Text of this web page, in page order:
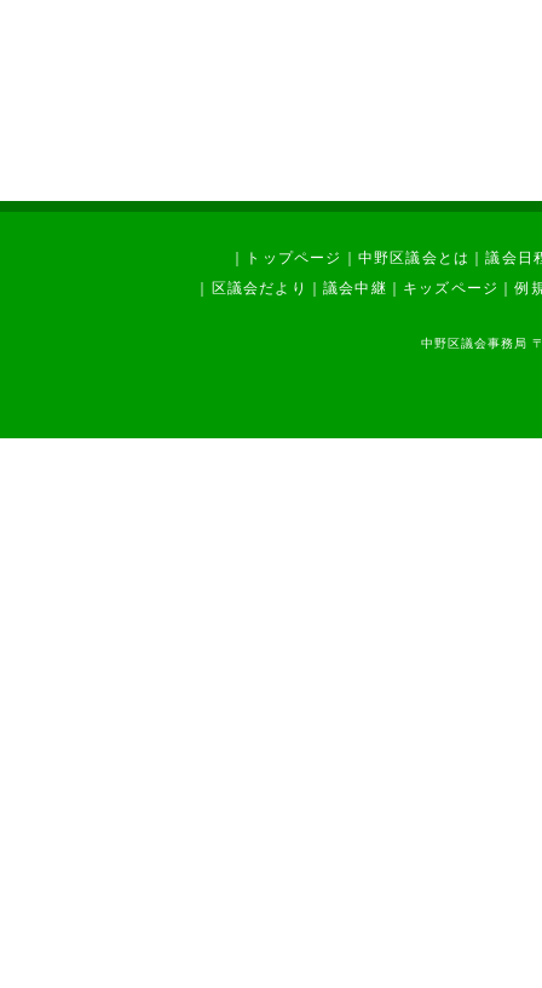
トップページ 中野区議会とは ｜議会日
区議会だより ｜議会中継 キッズページ ｜例
中野区議会事務局